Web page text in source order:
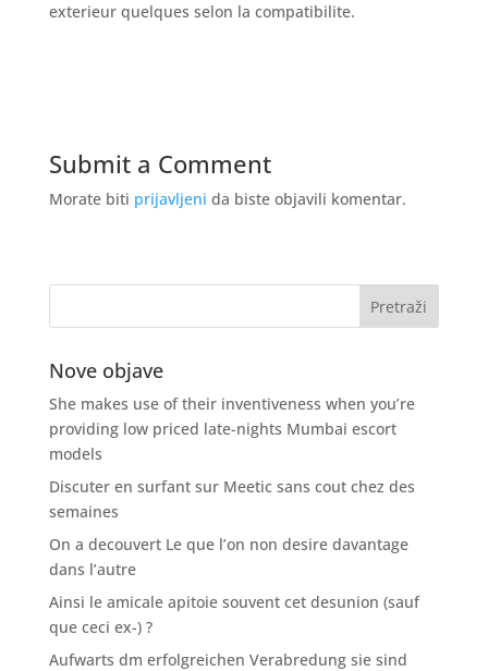
exterieur quelques selon la compatibilite.
Submit a Comment
Morate biti prijavljeni da biste objavili komentar.
Nove objave
She makes use of their inventiveness when you’re
providing low priced late-nights Mumbai escort
models
Discuter en surfant sur Meetic sans cout chez des
semaines
On a decouvert Le que l’on non desire davantage
dans l’autre
Ainsi le amicale apitoie souvent cet desunion (sauf
que ceci ex-) ?
Aufwarts dm erfolgreichen Verabredung sie sind